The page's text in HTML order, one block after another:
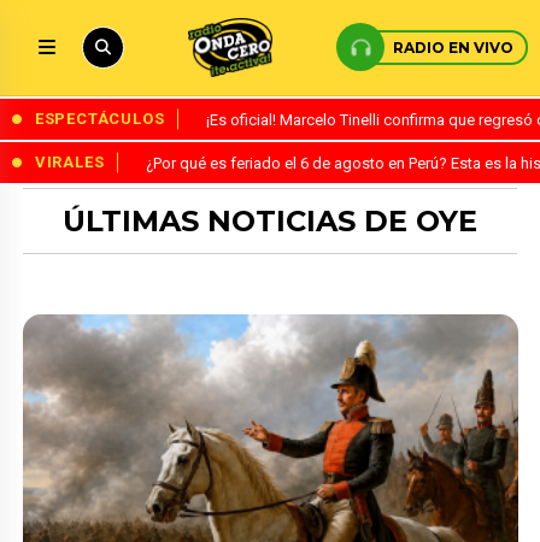
RADIO EN VIVO
ESPECTÁCULOS ¡Es oficial! Marcelo Tinelli confirma que
VIRALES ¿Por qué es feriado el 6 de agosto en Perú? Esta es la
ÚLTIMAS NOTICIAS DE OYE